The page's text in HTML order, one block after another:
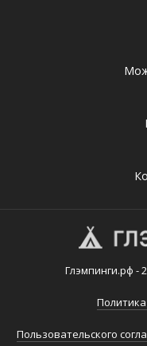
Глэмпинги.рф -
Пользовательского